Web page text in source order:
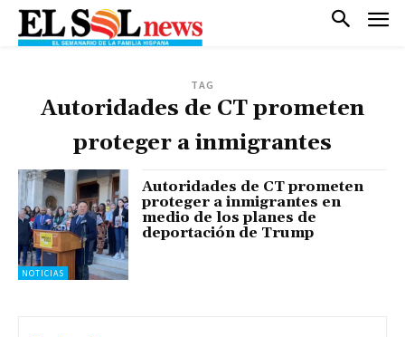
TAG
Autoridades de CT prometen
proteger a inmigrantes
NOTICIAS
Autoridades de CT prometen
proteger a inmigrantes en
medio de los planes de
deportación de Trump